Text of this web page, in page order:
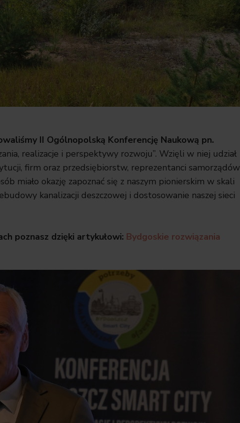
II Ogólnopolską Konferencję Naukową pn.
realizacje i perspektywy rozwoju”. Wzięli w niej udział
firm oraz przedsiębiorstw, reprezentanci samorządów
miało okazję zapoznać się z naszym pionierskim w skali
kanalizacji deszczowej i dostosowanie naszej sieci
poznasz dzięki artykułowi: Bydgoskie rozwiązania